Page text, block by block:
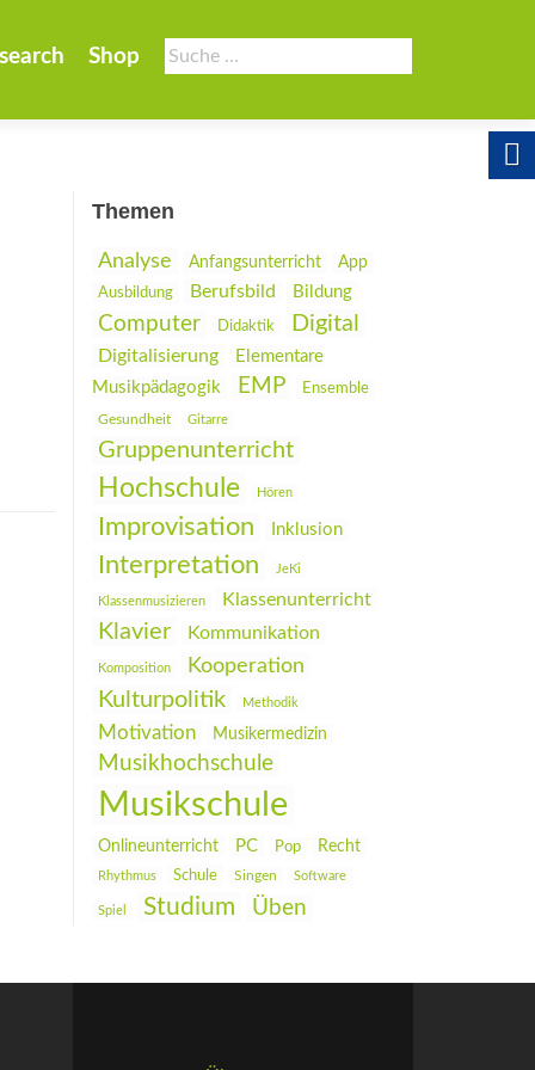
Suche
nach:
Shop
Themen
Analyse Anfangsunterricht
App
Ausbildung
Berufsbild Bildung
Computer Didaktik Digital
Digitalisierung
Elementare
Musikpädagogik
EMP Ensemble
Gesundheit Gitarre
Gruppenunterricht
Hochschule Hören
Improvisation Inklusion
Interpretation JeKi
Klassenmusizieren Klassenunterricht
Klavier Kommunikation
Komposition Kooperation
Kulturpolitik Methodik
Motivation Musikermedizin
Musikhochschule
Musikschule
Onlineunterricht PC Pop Recht
Rhythmus Schule Singen Software
Spiel Studium Üben